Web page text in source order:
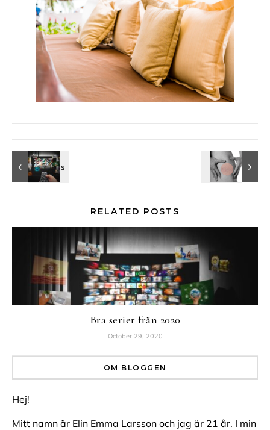
RELATED POSTS
Bra serier från 2020
October 29, 2020
OM BLOGGEN
Hej!
Mitt namn är Elin Emma Larsson och jag är 21 år. I min